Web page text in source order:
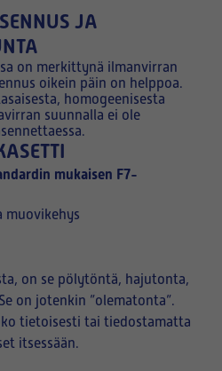
JA
on merkittynä ilmanvirran
oikein päin on helppoa.
homogeenisesta
suunnalla ei ole
mukaisen F7-
muovikehys
on se pölytöntä, hajutonta,
on jotenkin ”olematonta”.
tietoisesti tai tiedostamatta
itsessään.